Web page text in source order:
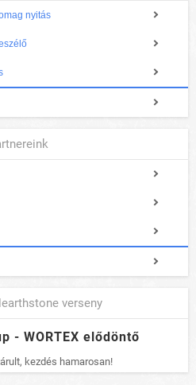
nyitás
verseny
- WORTEX elődöntő
kezdés hamarosan!